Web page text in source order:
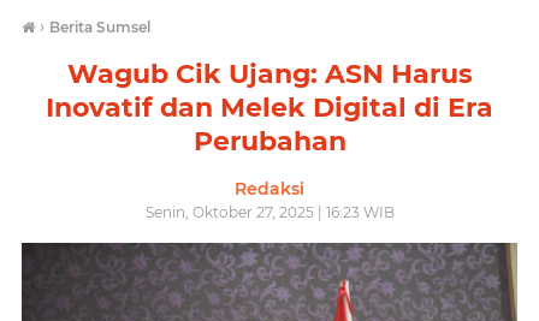
› Berita Sumsel
Wagub Cik Ujang: ASN Harus
Inovatif dan Melek Digital di Era
Perubahan
Redaksi
Senin, Oktober 27, 2025 | 16:23 WIB